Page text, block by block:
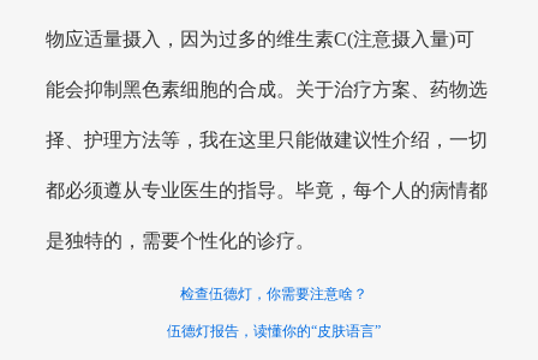
物应适量摄入，因为过多的维生素C(注意摄入量)可
能会抑制黑色素细胞的合成。关于治疗方案、药物选
择、护理方法等，我在这里只能做建议性介绍，一切
都必须遵从专业医生的指导。毕竟，每个人的病情都
是独特的，需要个性化的诊疗。
检查伍德灯，你需要注意啥？
伍德灯报告，读懂你的“皮肤语言”